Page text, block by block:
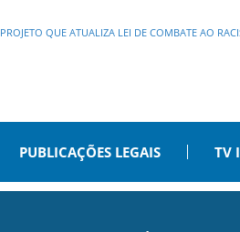
PROJETO QUE ATUALIZA LEI DE COMBATE AO
PUBLICAÇÕES LEGAIS TV